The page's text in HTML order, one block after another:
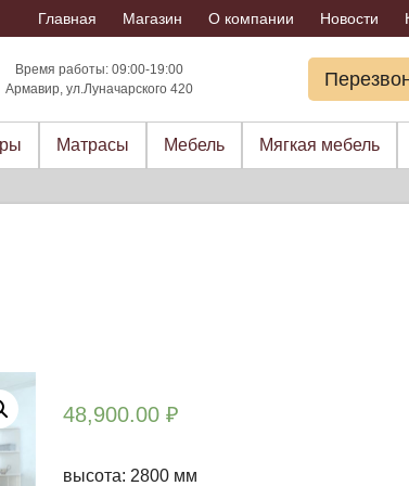
Главная Магазин О компании Новости
Время работы: 09:00-19:00
Армавир, ул.Луначарского 420
Матрасы Мебель Мягкая мебель
48,900.00₽
высота: 2800 мм